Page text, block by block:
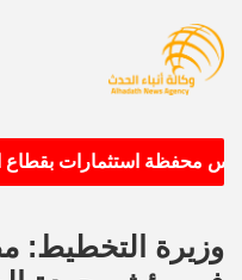
محفظة استثمارات بقطاع